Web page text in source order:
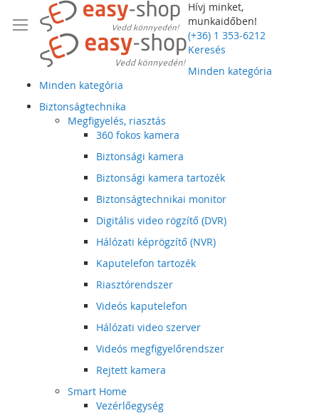
Hívj minket,
munkaidőben!
(+36) 1 353-6212
Keresés
Minden kategória
Minden kategória
Biztonságtechnika
Megfigyelés, riasztás
360 fokos kamera
Biztonsági kamera
Biztonsági kamera tartozék
Biztonságtechnikai monitor
Digitális video rögzítő (DVR)
Hálózati képrögzítő (NVR)
Kaputelefon tartozék
Riasztórendszer
Videós kaputelefon
Hálózati video szerver
Videós megfigyelőrendszer
Rejtett kamera
Smart Home
Vezérlőegység